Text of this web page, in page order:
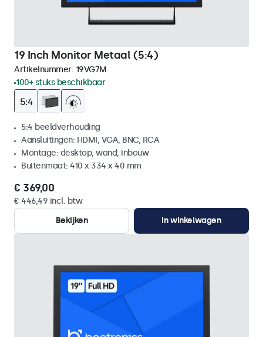
19 Inch Monitor Metaal (5:4)
Artikelnummer: 19VG7M
100+ stuks beschikbaar
5:4 beeldverhouding
Aansluitingen: HDMI, VGA, BNC, RCA
Montage: desktop, wand, inbouw
Buitenmaat: 410 x 334 x 40 mm
€ 369,00
€ 446,49 incl. btw
Bekijken
In winkelwagen